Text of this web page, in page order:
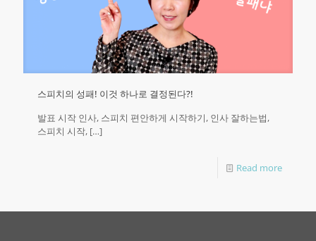
스피치의 성패! 이것 하나로 결정된다?!
발표 시작 인사, 스피치 편안하게 시작하기, 인사 잘하는법,
스피치 시작, […]
Read more